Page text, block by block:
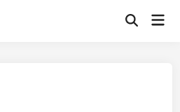
Open